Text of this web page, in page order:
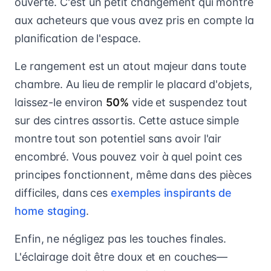
aux acheteurs que vous avez pris en compte la
planification de l'espace.
Le rangement est un atout majeur dans toute
chambre. Au lieu de remplir le placard d'objets,
laissez-le environ 50% vide et suspendez tout
sur des cintres assortis. Cette astuce simple
montre tout son potentiel sans avoir l'air
encombré. Vous pouvez voir à quel point ces
principes fonctionnent, même dans des pièces
difficiles, dans ces exemples inspirants de
home staging.
Enfin, ne négligez pas les touches finales.
L'éclairage doit être doux et en couches—